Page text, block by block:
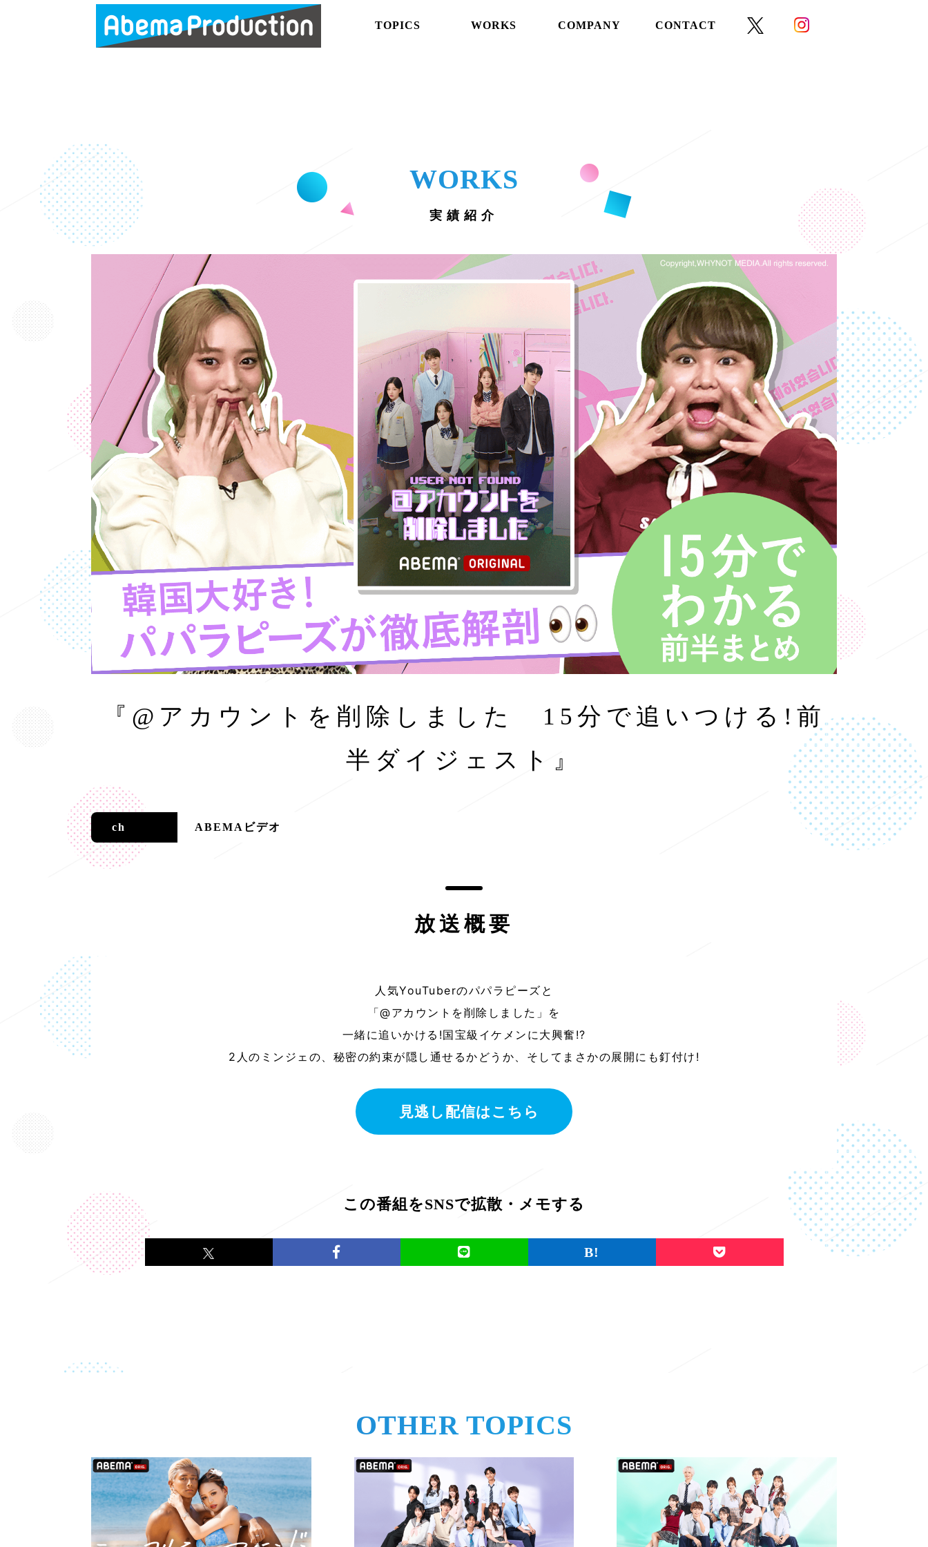
TOPICS WORKS COMPANY CONTACT
WORKS
実績紹介
『@アカウントを削除しました 15分で追いつける!前
半ダイジェスト』
ch ABEMAビデオ
放送概要
人気YouTuberのパパラピーズと
「@アカウントを削除しました」を
一緒に追いかける!国宝級イケメンに大興奮!?
2人のミンジェの、秘密の約束が隠し通せるかどうか、そしてまさかの展開にも釘付け!
見逃し配信はこちら
この番組をSNSで拡散・メモする
OTHER TOPICS